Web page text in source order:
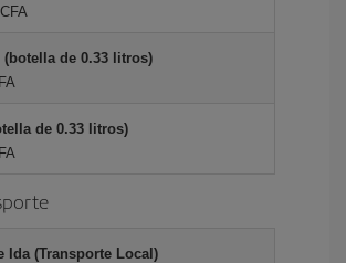
(botella de 0.33 litros)
de 0.33 litros)
Ida (Transporte Local)